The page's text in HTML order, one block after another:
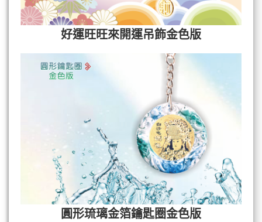
好運旺旺來開運吊飾金色版
圓形琉璃金箔鑰匙圈金色版